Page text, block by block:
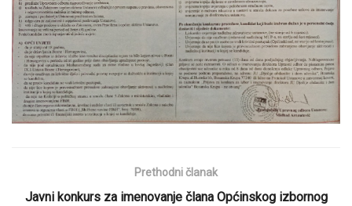
Prethodni članak
Javni konkurs za imenovanje člana Općinskog izbornog